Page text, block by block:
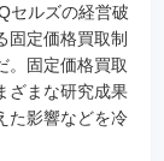
セルズの経営破
固定価格買取制
。固定価格買取
ざまな研究成果
た影響などを冷